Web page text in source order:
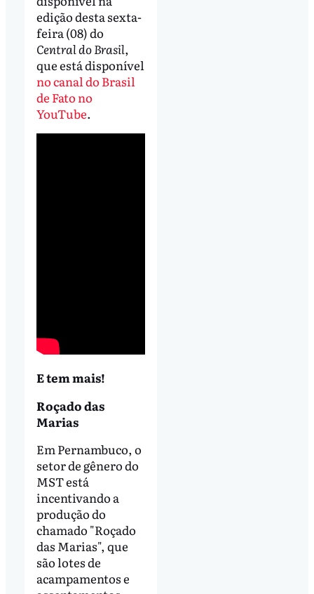
edição desta sexta-
feira (08) do
Central do Brasil,
que está disponível
no canal do Brasil
de Fato no
YouTube.
E tem mais!
Roçado das
Marias
Em Pernambuco, o
setor de gênero do
MST está
incentivando a
produção do
chamado "Roçado
das Marias", que
são lotes de
acampamentos e